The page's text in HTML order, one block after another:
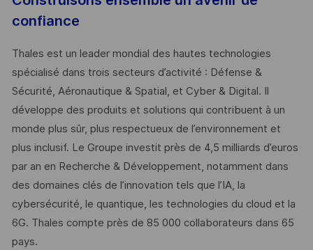
confiance
Thales est un leader mondial des hautes technologies
spécialisé dans trois secteurs d’activité : Défense &
Sécurité, Aéronautique & Spatial, et Cyber & Digital. Il
développe des produits et solutions qui contribuent à un
monde plus sûr, plus respectueux de l’environnement et
plus inclusif. Le Groupe investit près de 4,5 milliards d’euros
par an en Recherche & Développement, notamment dans
des domaines clés de l’innovation tels que l’IA, la
cybersécurité, le quantique, les technologies du cloud et la
6G. Thales compte près de 85 000 collaborateurs dans 65
pays. ​